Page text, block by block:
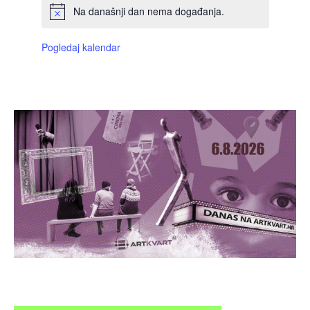
Na današnji dan nema događanja.
Pogledaj kalendar